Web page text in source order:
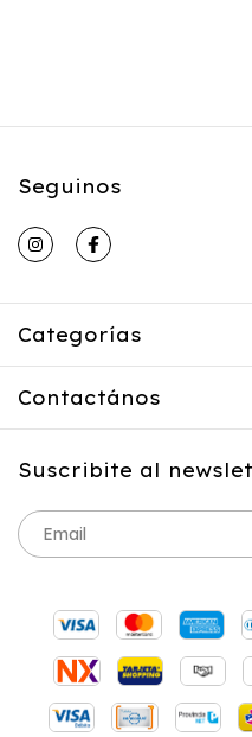
Seguinos
Categorías
Contactános
Suscribite al